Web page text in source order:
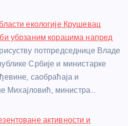
екологије Крушевац
убрзаним корацима напред
потпредседнице Владе
Србије и министарке
саобраћаја и
Михајловић, министра…
активности и